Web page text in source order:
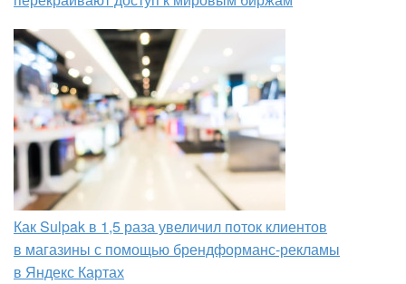
Как Sulpak в 1,5 раза увеличил поток клиентов
в магазины с помощью брендформанс-рекламы
в Яндекс Картах